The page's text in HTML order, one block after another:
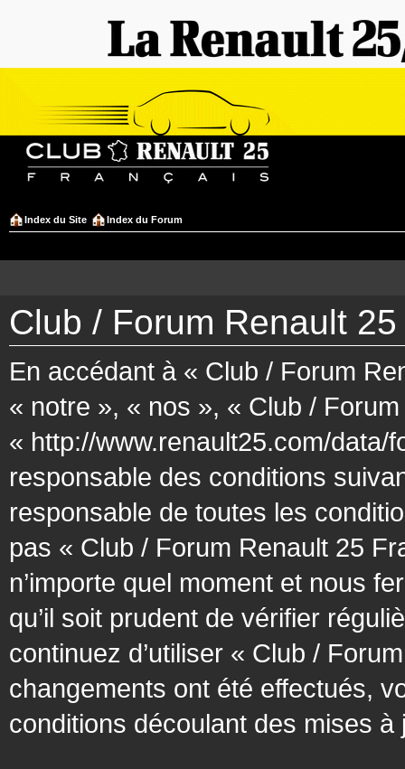
Index du Site Index du Forum
Club / Forum Renault
En accédant à « Club / Forum
« notre », « nos », « Club /
« http://www.renault25.com/data/
responsable des conditions
responsable de toutes les
pas « Club / Forum Renault 25
n’importe quel moment et nous
qu’il soit prudent de vérifier
continuez d’utiliser « Club /
changements ont été effectués,
conditions découlant des mises